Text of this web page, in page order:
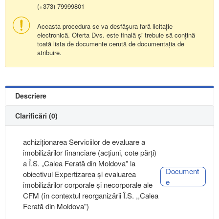
(+373) 79999801
Aceasta procedura se va desfășura fară licitație
electronică. Oferta Dvs. este finală și trebuie să conțină
toată lista de documente cerută de documentația de
atribuire.
Descriere
Clarificări (0)
achiziționarea Serviciilor de evaluare a
imobilizărilor financiare (acțiuni, cote părți)
a Î.S. „Calea Ferată din Moldova” la
obiectivul Expertizarea și evaluarea
imobilizărilor corporale și necorporale ale
CFM (în contextul reorganizării Î.S. ,,Calea
Ferată din Moldova")
Document
e